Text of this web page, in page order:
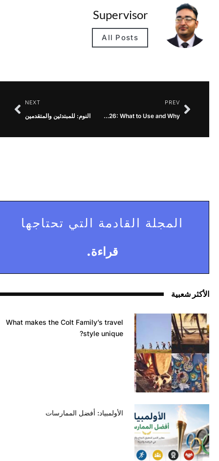
Supervisor
All Posts
PREV
Best All-in-One SEO Tools for Travel Websites in 2026: What to Use and Why
NEXT
النوم: للمبتدئين والمتقدمين
المجلة القادمة التي تحتاجها
قراءة.
الأكثر شعبية
What makes the Colt Family’s travel
style unique?
الأولمبياد: أفضل الممارسات